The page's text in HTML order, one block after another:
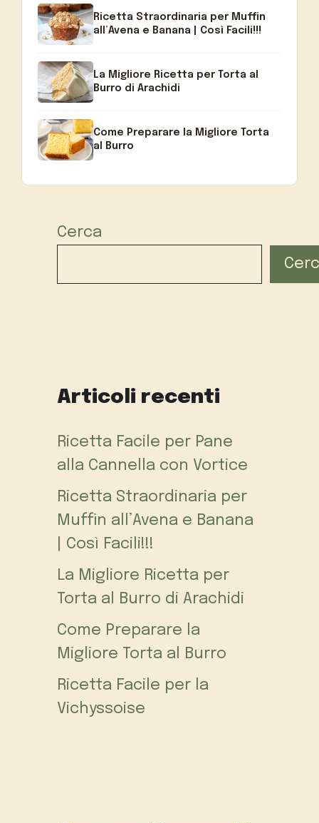
Ricetta Straordinaria per Muffin
all’Avena e Banana | Così Facili!!!
La Migliore Ricetta per Torta al
Burro di Arachidi
Come Preparare la Migliore Torta
al Burro
Cerca
Articoli recenti
Ricetta Facile per Pane
alla Cannella con Vortice
Ricetta Straordinaria per
Muffin all’Avena e Banana
| Così Facili!!!
La Migliore Ricetta per
Torta al Burro di Arachidi
Come Preparare la
Migliore Torta al Burro
Ricetta Facile per la
Vichyssoise